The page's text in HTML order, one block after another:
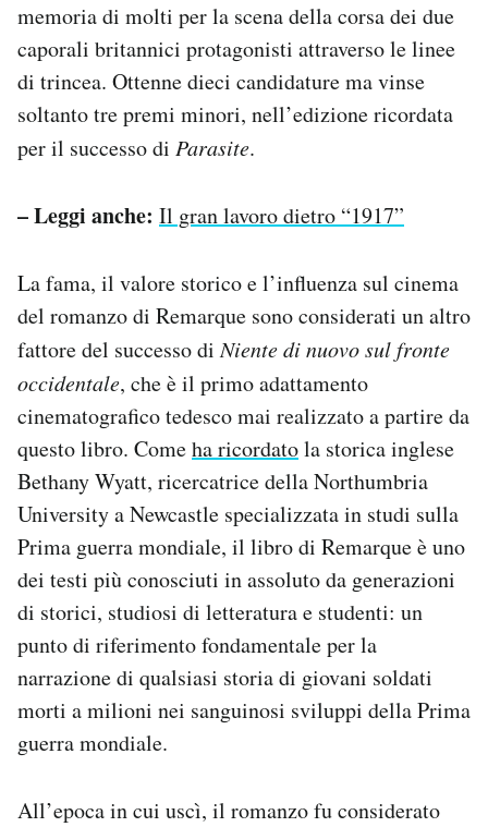
memoria di molti per la scena della corsa dei due
caporali britannici protagonisti attraverso le linee
di trincea. Ottenne dieci candidature ma vinse
soltanto tre premi minori, nell’edizione ricordata
per il successo di Parasite.
– Leggi anche: Il gran lavoro dietro “1917”
La fama, il valore storico e l’influenza sul cinema
del romanzo di Remarque sono considerati un altro
fattore del successo diNiente di nuovo sul fronte
occidentale, che è il primo adattamento
cinematografico tedesco mai realizzato a partire da
questo libro. Comeha ricordatola storica inglese
Bethany Wyatt, ricercatrice della Northumbria
University a Newcastle specializzata in studi sulla
Prima guerra mondiale, il libro di Remarque è uno
dei testi più conosciuti in assoluto da generazioni
di storici, studiosi di letteratura e studenti: un
punto di riferimento fondamentale per la
narrazione di qualsiasi storia di giovani soldati
morti a milioni nei sanguinosi sviluppi della Prima
guerra mondiale.
All’epoca in cui uscì, il romanzo fu considerato